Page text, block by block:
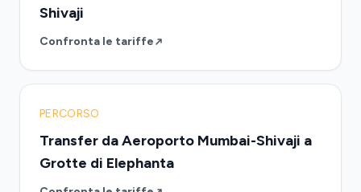
Shivaji
Confronta le tariffe
PERCORSO
Transfer da Aeroporto Mumbai-Shivaji a
Grotte di Elephanta